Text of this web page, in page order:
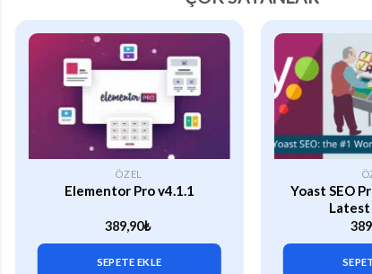
ÖZEL
Elementor Pro v4.1.1
389,90₺
SEPETE EKLE
Yoast SEO